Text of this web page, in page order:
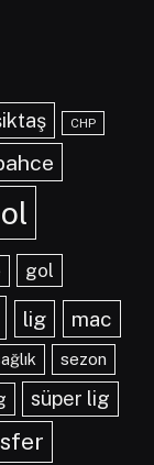
CHP
gol
lig mac
sezon
süper lig